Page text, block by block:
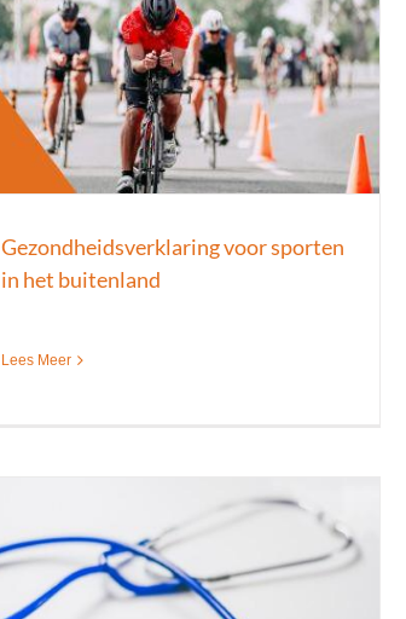
Gezondheidsverklaring voor sporten
in het buitenland
Lees Meer
Groot rijbewijskeuring (CDE)
Keuringen Nieuws Rijbewijskeuringen
Medische keuring verblijf buitenland